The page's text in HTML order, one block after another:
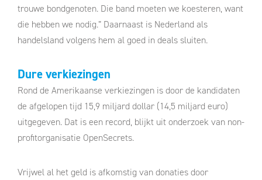
trouwe bondgenoten. Die band moeten we koesteren, want
die hebben we nodig.” Daarnaast is Nederland als
handelsland volgens hem al goed in deals sluiten.
Dure verkiezingen
Rond de Amerikaanse verkiezingen is door de kandidaten
de afgelopen tijd 15,9 miljard dollar (14,5 miljard euro)
uitgegeven. Dat is een record, blijkt uit onderzoek van non-
profitorganisatie OpenSecrets.
Vrijwel al het geld is afkomstig van donaties door